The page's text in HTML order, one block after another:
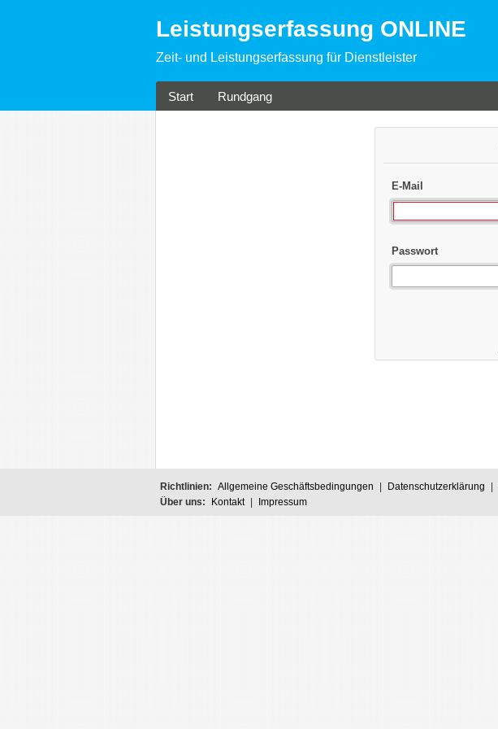
Leistungserfassung ONLINE
Zeit- und Leistungserfassung für Dienstleister
Start Rundgang
E-Mail
Passwort
Richtlinien: Allgemeine Geschäftsbedingungen Datenschutzerklärung
Über uns:
Kontakt Impressum